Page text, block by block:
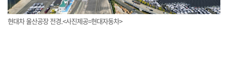
현대차 울산공장 전경.<사진제공=현대자동차>